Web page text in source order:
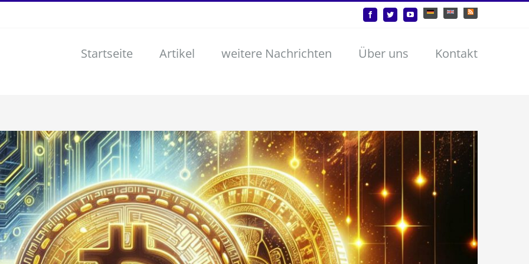
FacebookTwitterYouTubeDeutschEnglish Benutzerdefiniert
Startseite Artikel weitere Nachrichten Über uns Kontakt